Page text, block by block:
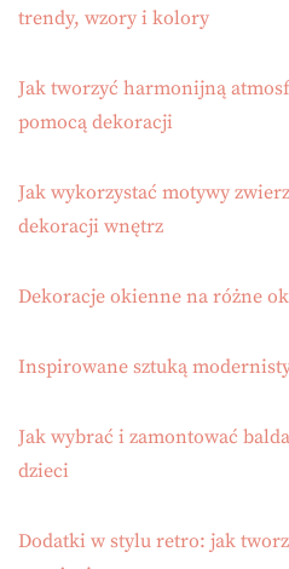
trendy, wzory i kolory
Jak tworzyć harmonijną
pomocą dekoracji
Jak wykorzystać motywy
dekoracji wnętrz
Dekoracje okienne na różne
Inspirowane sztuką
Jak wybrać i zamontować
dzieci
Dodatki w stylu retro: jak